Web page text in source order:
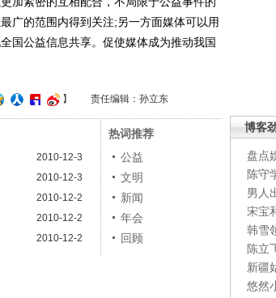
博客
盘点
陈守
男人
宋宝
韩雪
陈立
新疆
悠然
广的范围内得到关注;另一方面媒体可以用
国公益信息共享。促使媒体成为推动我国
】 责任编辑：孙立东
2010-12-3
2010-12-3
2010-12-2
2010-12-2
2010-12-2
热词推荐
公益
文明
新闻
年会
回顾